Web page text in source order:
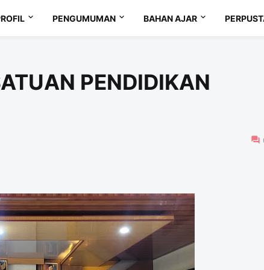
PENGUMUMAN BAHAN AJAR
PENDIDIKAN